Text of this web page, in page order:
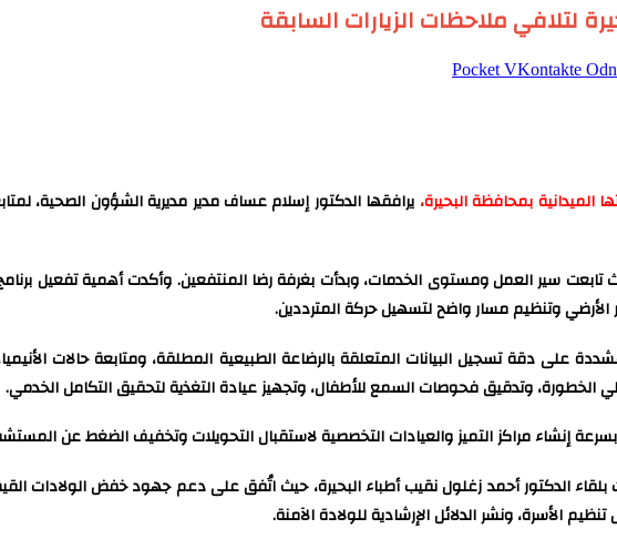
لتلافي ملاحظات الزيارات السابقة
‫Pocket
الميدانية بمحافظة البحيرة، يرافقها الدكتور إسلام عساف مدير مديرية الشؤون الصحية،
سير العمل ومستوى الخدمات، وبدأت بغرفة رضا المنتفعين. وأكدت أهمية تفعيل برنامج
وتنظيم مسار واضح لتسهيل حركة المترددين.
على دقة تسجيل البيانات المتعلقة بالرضاعة الطبيعية المطلقة، ومتابعة حالات
الخطورة، وتدقيق فحوصات السمع للأطفال، وتجهيز عيادة التغذية لتحقيق التكامل الخدمي.
إنشاء مراكز التميز والعيادات التخصصية لاستقبال التحويلات وتخفيف الضغط عن
الدكتور أحمد زغلول نقيب أطباء البحيرة، حيث اتُفق على دعم جهود خفض الولادات
الأسرة، ونشر الدلائل الإرشادية للولادة الآمنة.